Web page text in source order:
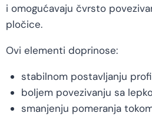
i omogućavaju čvrsto
pločice.
Ovi elementi doprinose:
stabilnom postavljanju
boljem povezivanju sa
smanjenju pomeranja